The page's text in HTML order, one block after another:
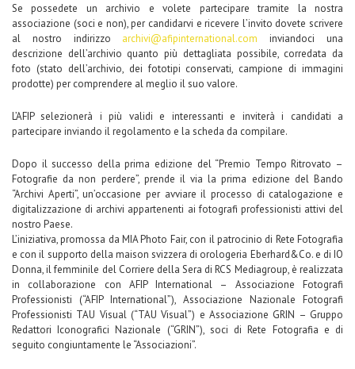
Se possedete un archivio e volete partecipare tramite la nostra
associazione (soci e non), per candidarvi e ricevere l’invito dovete scrivere
al nostro indirizzo archivi@afipinternational.com inviandoci una
descrizione dell’archivio quanto più dettagliata possibile, corredata da
foto (stato dell’archivio, dei fototipi conservati, campione di immagini
prodotte) per comprendere al meglio il suo valore.
L’AFIP selezionerà i più validi e interessanti e inviterà i candidati a
partecipare inviando il regolamento e la scheda da compilare.
Dopo il successo della prima edizione del “Premio Tempo Ritrovato –
Fotografie da non perdere”, prende il via la prima edizione del Bando
“Archivi Aperti”, un’occasione per avviare il processo di catalogazione e
digitalizzazione di archivi appartenenti ai fotografi professionisti attivi del
nostro Paese.
L’iniziativa, promossa da MIA Photo Fair, con il patrocinio di Rete Fotografia
e con il supporto della maison svizzera di orologeria Eberhard&Co. e di IO
Donna, il femminile del Corriere della Sera di RCS Mediagroup, è realizzata
in collaborazione con AFIP International – Associazione Fotografi
Professionisti (“AFIP International”), Associazione Nazionale Fotografi
Professionisti TAU Visual (“TAU Visual”) e Associazione GRIN – Gruppo
Redattori Iconografici Nazionale (“GRIN”), soci di Rete Fotografia e di
seguito congiuntamente le “Associazioni”.